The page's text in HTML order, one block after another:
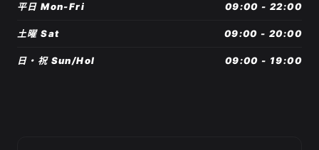
平日 Mon-Fri 09:00 - 22:00
土曜 Sat 09:00 - 20:00
日・祝 Sun/Hol 09:00 - 19:00